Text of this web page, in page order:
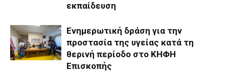
εκπαίδευση
Ενημερωτική δράση για την
προστασία της υγείας κατά τη
θερινή περίοδο στο ΚΗΦΗ
Επισκοπής